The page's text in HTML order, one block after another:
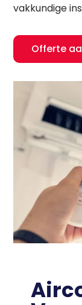
vakkundige
Offerte